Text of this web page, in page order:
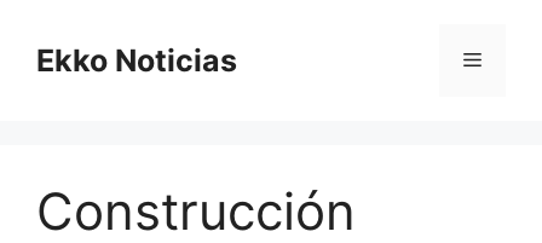
contenido
Ekko Noticias Menú
Construcción